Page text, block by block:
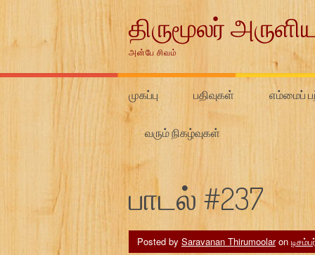
திருமூலர்
அன்பே சிவம்
முகப்பு பதிவுகள் எம்மைப்
வரும் நிகழ்வுகள்
பாடல் #237
Posted by Saravanan Thirumoolaron